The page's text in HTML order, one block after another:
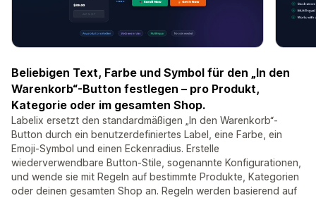
Beliebigen Text, Farbe und Symbol für den „In den
Warenkorb“-Button festlegen – pro Produkt,
Kategorie oder im gesamten Shop.
Labelix ersetzt den standardmäßigen „In den Warenkorb“-
Button durch ein benutzerdefiniertes Label, eine Farbe, ein
Emoji-Symbol und einen Eckenradius. Erstelle
wiederverwendbare Button-Stile, sogenannte Konfigurationen,
und wende sie mit Regeln auf bestimmte Produkte, Kategorien
oder deinen gesamten Shop an. Regeln werden basierend auf